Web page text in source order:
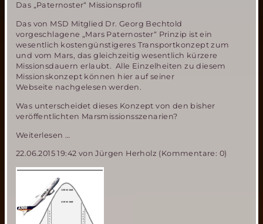
Das „Paternoster“ Missionsprofil
Das von MSD Mitglied Dr. Georg Bechtold
vorgeschlagene „Mars Paternoster“ Prinzip ist ein
wesentlich kostengünstigeres Transportkonzept zum
und vom Mars, das gleichzeitig wesentlich kürzere
Missionsdauern erlaubt. Alle Einzelheiten zu diesem
Missionskonzept können hier auf seiner
Webseite nachgelesen werden.
Was unterscheidet dieses Konzept von den bisher
veröffentlichten Marsmissionsszenarien?
Weiterlesen …
in
15
32
Monaten-
das
„Paternoster“
22.06.2015 19:42 von Jürgen Herholz (Kommentare: 0)